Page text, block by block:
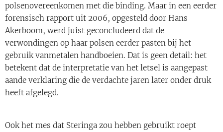
polsenovereenkomen met die binding. Maar in een eerder
forensisch rapport uit 2006, opgesteld door Hans
Akerboom, werd juist geconcludeerd dat de
verwondingen op haar polsen eerder pasten bij het
gebruik vanmetalen handboeien. Dat is geen detail: het
betekent dat de interpretatie van het letsel is aangepast
aande verklaring die de verdachte jaren later onder druk
heeft afgelegd.
Ook het mes dat Steringa zou hebben gebruikt roept